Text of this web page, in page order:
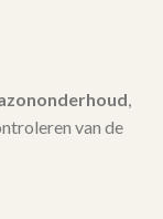
,
van de